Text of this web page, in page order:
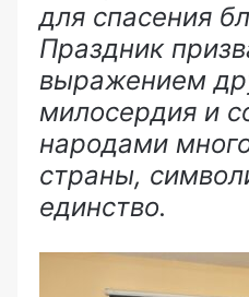
для спасения
Праздник
выражением
милосердия и
народами
страны,
единство.